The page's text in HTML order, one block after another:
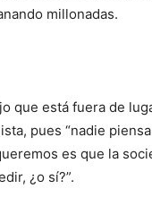
millonadas.
que está fuera de
pues “nadie
es que la
¿o sí?”.